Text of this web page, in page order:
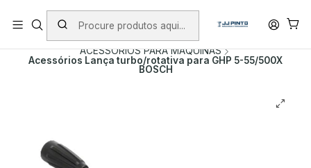
PORTES INCLUÍDOS EM ENCOMENDAS +75€ (excepto ilhas)
Início PRODUTOS
ACESSÓRIOS
ACESSORIOS PARA MAQUINAS
Acessórios Lança turbo/rotativa para GHP 5-55/500X
BOSCH